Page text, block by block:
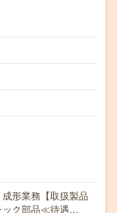
形業務【取扱製品
ック部品≪待遇…